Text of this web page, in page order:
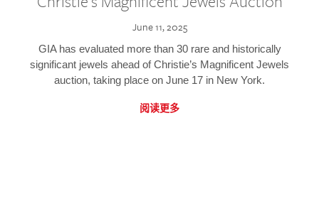
June 11, 2025
GIA has evaluated more than 30 rare and historically
significant jewels ahead of Christie’s Magnificent Jewels
auction, taking place on June 17 in New York.
阅读更多